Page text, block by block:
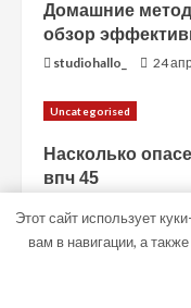
Домашние
обзор
studiohallo_ 24
Uncategorised
Насколько
впч 45
Этот сайт использует
вам в навигации, а